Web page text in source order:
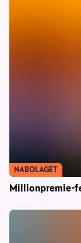
Millionpremie-
NABOLAGET